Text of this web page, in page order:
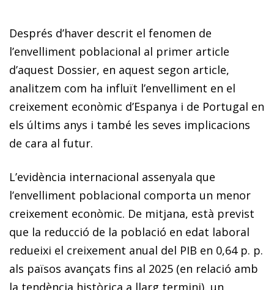
Després d’haver descrit el fenomen de
l’envelliment poblacional al primer article
d’aquest Dossier, en aquest segon article,
analitzem com ha influït l’envelliment en el
creixement econòmic d’Espanya i de Portugal en
els últims anys i també les seves implicacions
de cara al futur.
L’evidència internacional assenyala que
l’envelliment poblacional comporta un menor
creixement econòmic. De mitjana, està previst
que la reducció de la població en edat laboral
redueixi el creixement anual del PIB en 0,64 p. p.
als països avançats fins al 2025 (en relació amb
la tendència històrica a llarg termini), un